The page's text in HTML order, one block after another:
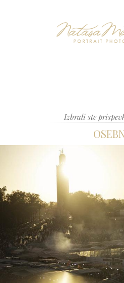
Izbrali ste